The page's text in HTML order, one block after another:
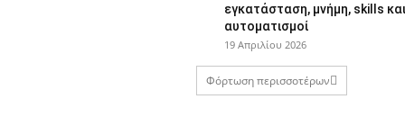
εγκατάσταση, μνήμη, skills και
αυτοματισμοί
19 Απριλίου 2026
Φόρτωση περισσοτέρων